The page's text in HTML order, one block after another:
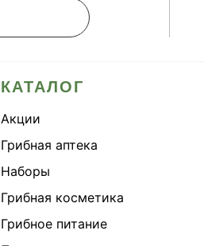
КАТАЛОГ
Акции
Грибная аптека
Наборы
Грибная косметика
Грибное питание